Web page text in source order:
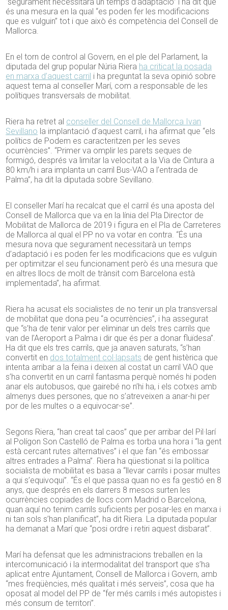
és una mesura en la qual “es poden fer les modificacions
que es vulguin” tot i que això és competència del Consell de
Mallorca.
En el torn de control al Govern, en el ple del Parlament, la
diputada del grup popular Núria Riera ha criticat la posada
en marxa d’aquest carril i ha preguntat la seva opinió sobre
aquest tema al conseller Marí, com a responsable de les
polítiques transversals de mobilitat.
Riera ha retret al conseller del Consell de Mallorca Ivan
Sevillano la implantació d’aquest carril, i ha afirmat que “els
polítics de Podem es caracteritzen per les seves
ocurrències”. “Primer va omplir les parets seques de
formigó, després va limitar la velocitat a la Via de Cintura a
80 km/h i ara implanta un carril Bus-VAO a l’entrada de
Palma”, ha dit la diputada sobre Sevillano.
El conseller Marí ha recalcat que el carril és una aposta del
Consell de Mallorca que va en la línia del Pla Director de
Mobilitat de Mallorca de 2019 i figura en el Pla de Carreteres
de Mallorca al qual el PP no va votar en contra. “És una
mesura nova que segurament necessitarà un temps
d’adaptació i es poden fer les modificacions que es vulguin
per optimitzar el seu funcionament però és una mesura que
en altres llocs de molt de trànsit com Barcelona està
implementada”, ha afirmat.
Riera ha acusat els socialistes de no tenir un pla transversal
de mobilitat que dona peu “a ocurrències”, i ha assegurat
que “s’ha de tenir valor per eliminar un dels tres carrils que
van de l’Aeroport a Palma i dir que és per a donar fluïdesa”.
Ha dit que els tres carrils, que ja anaven saturats, “s’han
convertit en dos totalment col·lapsats de gent histèrica que
intenta arribar a la feina i deixen al costat un carril VAO que
s’ha convertit en un carril fantasma perquè només hi poden
anar els autobusos, que gairebé no n’hi ha, i els cotxes amb
almenys dues persones, que no s’atreveixen a anar-hi per
por de les multes o a equivocar-se”.
Segons Riera, “han creat tal caos” que per arribar del Pil·larí
al Polígon Son Castelló de Palma es torba una hora i “la gent
està cercant rutes alternatives” i el que fan “és embossar
altres entrades a Palma”. Riera ha qüestionat si la política
socialista de mobilitat es basa a “llevar carrils i posar multes
a qui s’equivoqui”. “És el que passa quan no es fa gestió en 8
anys, que després en els darrers 8 mesos surten les
ocurrències copiades de llocs com Madrid o Barcelona,
quan aquí no tenim carrils suficients per posar-les en marxa i
ni tan sols s’han planificat”, ha dit Riera. La diputada popular
ha demanat a Marí que “posi ordre i retiri aquest disbarat”.
Marí ha defensat que les administracions treballen en la
intercomunicació i la intermodalitat del transport que s’ha
aplicat entre Ajuntament, Consell de Mallorca i Govern, amb
“mes freqüències, més qualitat i més serveis”, cosa que ha
oposat al model del PP de “fer més carrils i més autopistes i
més consum de territori”.